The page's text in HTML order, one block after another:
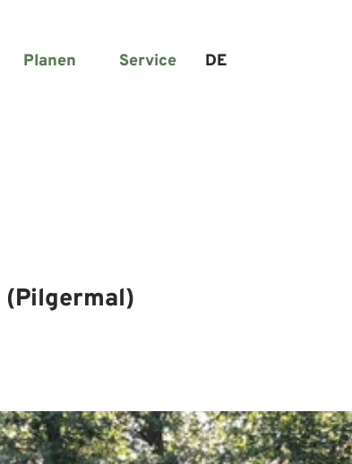
Planen Service DE
(Pilgermal)